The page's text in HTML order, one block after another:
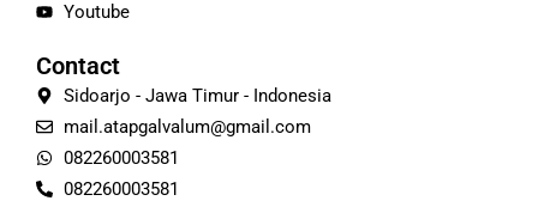
Youtube
Contact
Sidoarjo - Jawa Timur - Indonesia
mail.atapgalvalum@gmail.com
082260003581
082260003581